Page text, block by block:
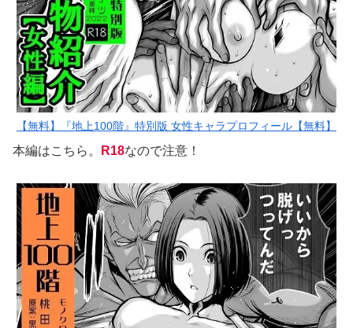
【無料】『地上100階』特別版 女性キャラプロフィール【無料】
本編はこちら。 R18なので注意！